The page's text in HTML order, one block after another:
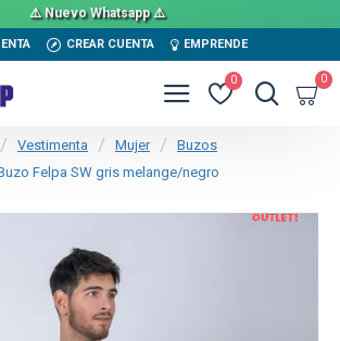
⚠️ Nuevo Whatsapp ⚠️
CREAR CUENTA EMPRENDE
0 0
Vestimenta Mujer
Buzos
Felpa SW gris melange/negro
OUT